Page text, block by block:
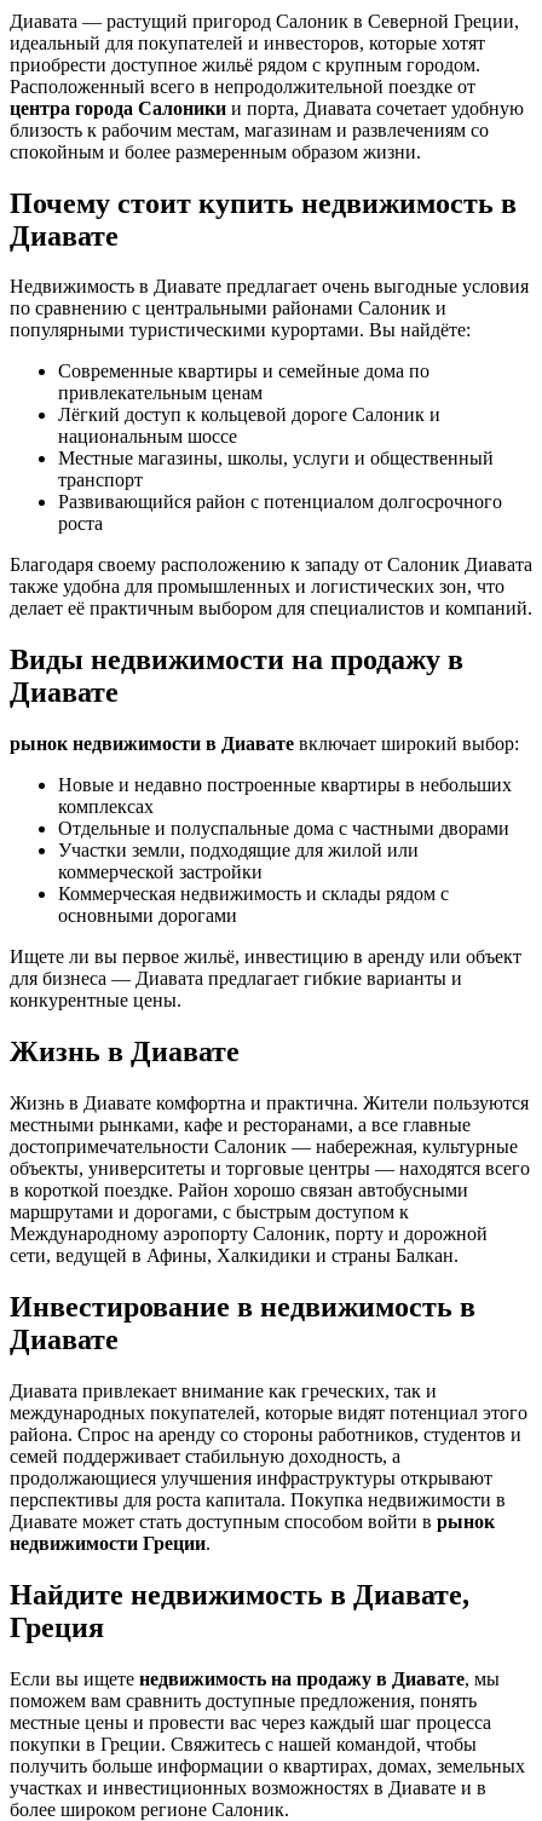
Диавата — растущий пригород Салоник в Северной Греции,
идеальный для покупателей и инвесторов, которые хотят
приобрести доступное жильё рядом с крупным городом.
Расположенный всего в непродолжительной поездке от
центра города Салоники и порта, Диавата сочетает удобную
близость к рабочим местам, магазинам и развлечениям со
спокойным и более размеренным образом жизни.
Почему стоит купить недвижимость в
Диавате
Недвижимость в Диавате предлагает очень выгодные условия
по сравнению с центральными районами Салоник и
популярными туристическими курортами. Вы найдёте:
Современные квартиры и семейные дома по
привлекательным ценам
Лёгкий доступ к кольцевой дороге Салоник и
национальным шоссе
Местные магазины, школы, услуги и общественный
транспорт
Развивающийся район с потенциалом долгосрочного
роста
Благодаря своему расположению к западу от Салоник Диавата
также удобна для промышленных и логистических зон, что
делает её практичным выбором для специалистов и компаний.
Виды недвижимости на продажу в
Диавате
рынок недвижимости в Диавате включает широкий выбор:
Новые и недавно построенные квартиры в небольших
комплексах
Отдельные и полуспальные дома с частными дворами
Участки земли, подходящие для жилой или
коммерческой застройки
Коммерческая недвижимость и склады рядом с
основными дорогами
Ищете ли вы первое жильё, инвестицию в аренду или объект
для бизнеса — Диавата предлагает гибкие варианты и
конкурентные цены.
Жизнь в Диавате
Жизнь в Диавате комфортна и практична. Жители пользуются
местными рынками, кафе и ресторанами, а все главные
достопримечательности Салоник — набережная, культурные
объекты, университеты и торговые центры — находятся всего
в короткой поездке. Район хорошо связан автобусными
маршрутами и дорогами, с быстрым доступом к
Международному аэропорту Салоник, порту и дорожной
сети, ведущей в Афины, Халкидики и страны Балкан.
Инвестирование в недвижимость в
Диавате
Диавата привлекает внимание как греческих, так и
международных покупателей, которые видят потенциал этого
района. Спрос на аренду со стороны работников, студентов и
семей поддерживает стабильную доходность, а
продолжающиеся улучшения инфраструктуры открывают
перспективы для роста капитала. Покупка недвижимости в
Диавате может стать доступным способом войти в рынок
недвижимости Греции.
Найдите недвижимость в Диавате,
Греция
Если вы ищете недвижимость на продажу в Диавате, мы
поможем вам сравнить доступные предложения, понять
местные цены и провести вас через каждый шаг процесса
покупки в Греции. Свяжитесь с нашей командой, чтобы
получить больше информации о квартирах, домах, земельных
участках и инвестиционных возможностях в Диавате и в
более широком регионе Салоник.